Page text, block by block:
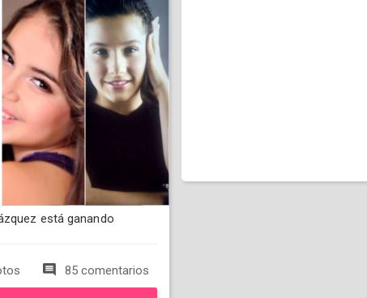
está ganando
85 comentarios